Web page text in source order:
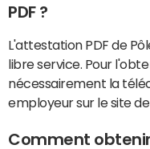
PDF ?
L'attestation PDF de
libre service. Pour
nécessairement la
employeur sur le site
Comment